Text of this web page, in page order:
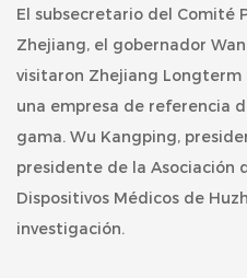
El subsecretario del Comité
Zhejiang, el gobernador
visitaron Zhejiang Longterm
una empresa de referencia
gama. Wu Kangping,
presidente de la Asociación
Dispositivos Médicos de
investigación.